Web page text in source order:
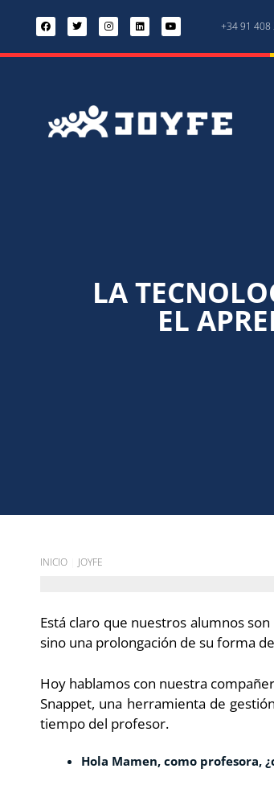
+34 91 408
LA
EL
INICIO JOYFE
Está claro que nuestros alumnos
sino una prolongación de su forma
Hoy hablamos con nuestra
Snappet, una herramienta de
tiempo del profesor.
Hola Mamen, como profesora,